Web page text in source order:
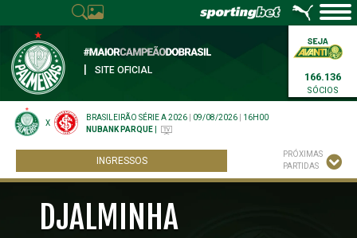
SITE OFICIAL
166.136
SÓCIOS
X
BRASILEIRÃO SÉRIE A 2026 09/08/2026
16H00
NUBANK PARQUE
INGRESSOS
PRÓXIMAS
PARTIDAS
DJALMINHA